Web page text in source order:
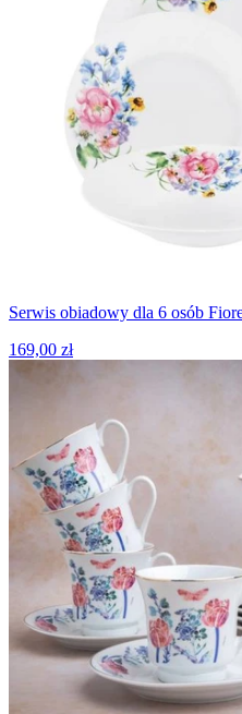
Serwis obiadowy dla 6 osób
169,00 zł